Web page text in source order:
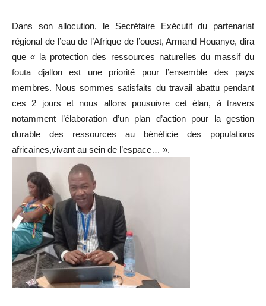
Dans son allocution, le Secrétaire Exécutif du partenariat
régional de l’eau de l’Afrique de l’ouest, Armand Houanye, dira
que « la protection des ressources naturelles du massif du
fouta djallon est une priorité pour l’ensemble des pays
membres. Nous sommes satisfaits du travail abattu pendant
ces 2 jours et nous allons pousuivre cet élan, à travers
notamment l’élaboration d’un plan d’action pour la gestion
durable des ressources au bénéficie des populations
africaines,vivant au sein de l’espace… ».